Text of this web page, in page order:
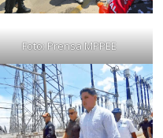
Foto: Prensa MPPEE